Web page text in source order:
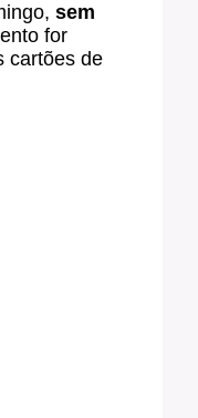
sem
for
cartões de